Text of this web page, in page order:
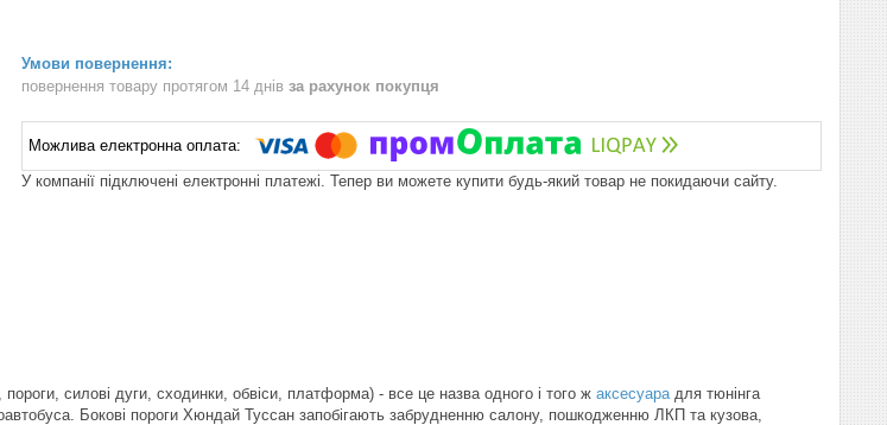
повернення товару протягом 14 днів за рахунок покупця
У компанії підключені електронні платежі. Тепер ви можете купити будь-який товар не покидаючи сайту.
пороги, силові дуги, сходинки, обвіси, платформа) - все це назва одного і того ж аксесуарадля тюнінга
Бокові пороги Хюндай Туссан запобігають забрудненню салону, пошкодженню ЛКП та кузова,